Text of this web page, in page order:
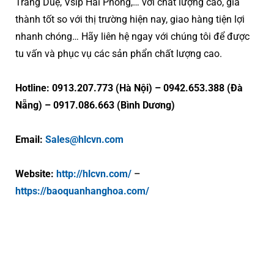
thành tốt so với thị trường hiện nay, giao hàng tiện lợi
nhanh chóng… Hãy liên hệ ngay với chúng tôi để được
tu vấn và phục vụ các sản phẩn chất lượng cao.
Hotline: 0913.207.773 (Hà Nội) – 0942.653.388 (Đà
Nẵng) – 0917.086.663 (Bình Dương)
Email: Sales@hlcvn.com
Website: http://hlcvn.com/ –
https://baoquanhanghoa.com/